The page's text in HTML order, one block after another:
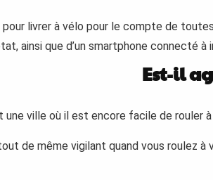
pour livrer à vélo pour le compte de
ainsi que d’un smartphone connecté
Est-il
une ville où il est encore facile de rouler
de même vigilant quand vous roulez